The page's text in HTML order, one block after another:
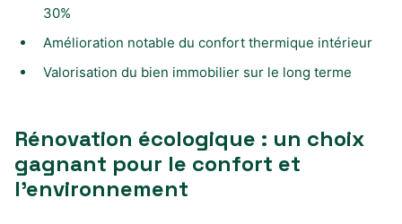
30%
Amélioration notable du confort thermique intérieur
Valorisation du bien immobilier sur le long terme
Rénovation écologique : un choix
gagnant pour le confort et
l’environnement